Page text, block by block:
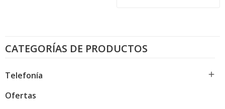
CATEGORÍAS DE PRODUCTOS
Telefonía 
Ofertas